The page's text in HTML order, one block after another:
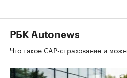
РБК Autonews
Что такое GAP-страхование и